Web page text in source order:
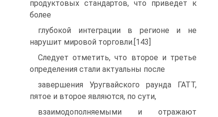
продуктовых стандартов, что приведет к
более
глубокой интеграции в регионе и не
нарушит мировой торговли.[143]
Следует отметить, что второе и третье
определения стали актуальны после
завершения Уругвайского раунда ГАТТ,
пятое и второе являются, по сути,
взаимодополняемыми и отражают